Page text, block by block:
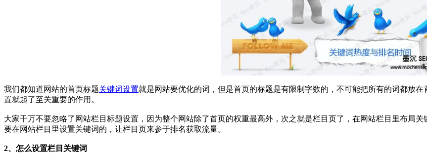
我们都知道网站的首页标题关键词设置就是网站要优化的词，但是首页的标题是有限制字数的，不可能把所有的词都放
置就起了至关重要的作用。
大家千万不要忽略了网站栏目标题设置，因为整个网站除了首页的权重最高外，次之就是栏目页了，在网站栏目里布局
要在网站栏目里设置关键词的，让栏目页来参于排名获取流量。
2、怎么设置栏目关键词